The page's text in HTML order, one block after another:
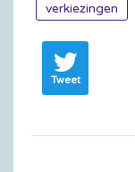
verkiezingen
Tweet